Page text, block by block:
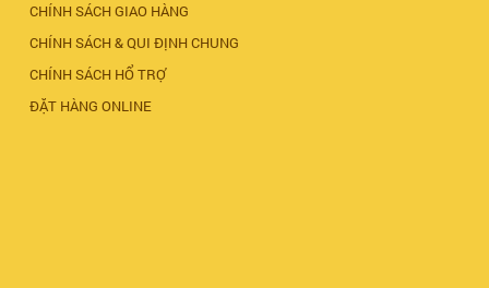
CHÍNH SÁCH GIAO HÀNG
CHÍNH SÁCH & QUI ĐỊNH CHUNG
CHÍNH SÁCH HỔ TRỢ
ĐẶT HÀNG ONLINE